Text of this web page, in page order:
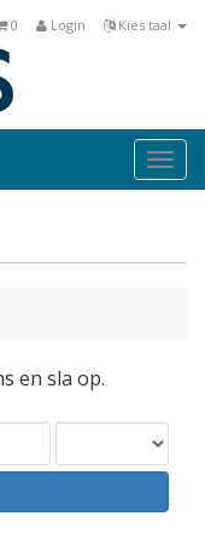
Kies taal
Login
0
en sla op.